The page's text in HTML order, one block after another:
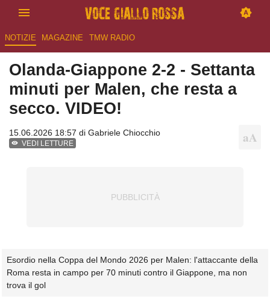
NOTIZIE MAGAZINE TMW RADIO
Olanda-Giappone 2-2 - Settanta
minuti per Malen, che resta a
secco. VIDEO!
15.06.2026 18:57 di Gabriele Chiocchio
VEDI LETTURE
Esordio nella Coppa del Mondo 2026 per Malen: l'attaccante della
Roma resta in campo per 70 minuti contro il Giappone, ma non
trova il gol